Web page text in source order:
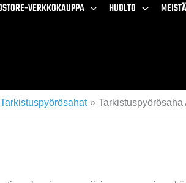
VERKKOKAUPPA HUOLTO MEISTÄ
Tarkistuspyörösahat Tarkistuspyörösaha